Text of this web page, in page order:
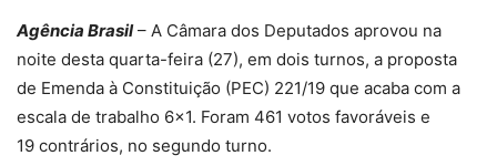
Agência Brasil– A Câmara dos Deputados aprovou na
noite desta quarta-feira (27), em dois turnos, a proposta
de Emenda à Constituição (PEC) 221/19 que acaba com a
escala de trabalho 6×1. Foram 461 votos favoráveis e
19 contrários, no segundo turno.